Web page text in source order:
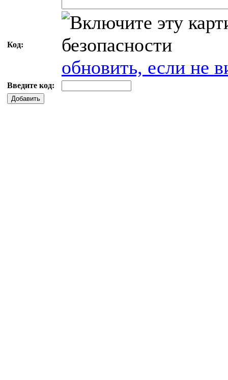
Код:
обновить, если не
Введите код:
Добавить